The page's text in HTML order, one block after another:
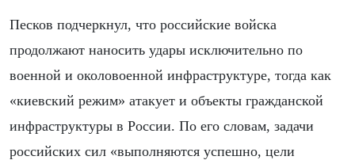
Песков подчеркнул, что российские войска
продолжают наносить удары исключительно по
военной и околовоенной инфраструктуре, тогда как
«киевский режим» атакует и объекты гражданской
инфраструктуры в России. По его словам, задачи
российских сил «выполняются успешно, цели